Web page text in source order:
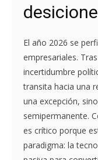
El año 2026 se
empresariales.
incertidumbre
transita hacia una
una excepción,
semipermanente.
es crítico porque
paradigma: la